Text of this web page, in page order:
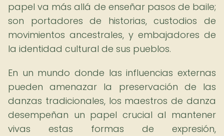
papel va más allá de enseñar pasos de baile;
son portadores de historias, custodios de
movimientos ancestrales, y embajadores de
la identidad cultural de sus pueblos.
En un mundo donde las influencias externas
pueden amenazar la preservación de las
danzas tradicionales, los maestros de danza
desempeñan un papel crucial al mantener
vivas estas formas de expresión,